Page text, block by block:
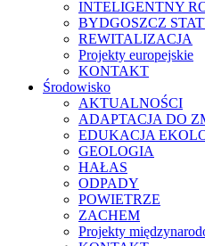
INTELIGENTNY
BYDGOSZCZ
REWITALIZACJA
Projekty europejskie
KONTAKT
Środowisko
AKTUALNOŚCI
ADAPTACJA DO
EDUKACJA
GEOLOGIA
HAŁAS
ODPADY
POWIETRZE
ZACHEM
Projekty